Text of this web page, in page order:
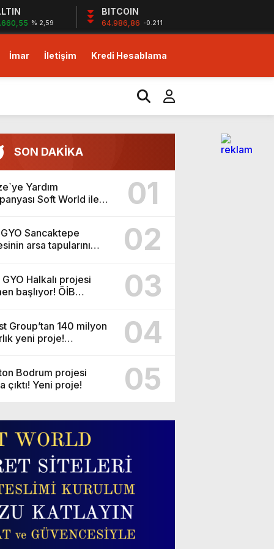
% 2,59
BITCOIN
64.986,86 -0.211
İmar İletişim Kredi Hesablama
Sizlerin desteği ile…
fırsatı!
Sizlerin desteği ile…
silüet alanlarında kat yüksekliği 2
2024 - 6:54
SON DAKİKA
Yardım
Soft World ile
01
GYO Sancaktepe
arsa tapularını
02
Halkalı projesi
başlıyor! ÖİB
03
Group’tan 140 milyon
yeni proje!
04
Bodrum projesi
çıktı! Yeni proje!
05